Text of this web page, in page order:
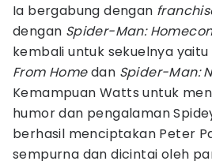
Ia bergabung dengan
dengan Spider-Man:
kembali untuk sekuelnya yaitu
From Homedan Spider-Man:
Kemampuan Watts untuk
humor dan pengalaman
berhasil menciptakan Peter
sempurna dan dicintai oleh